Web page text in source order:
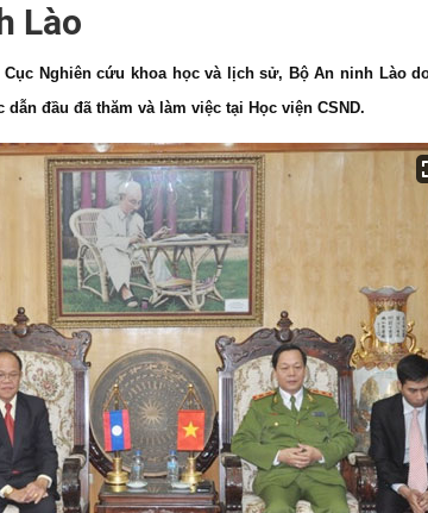
Lào
Cục Nghiên cứu khoa học và lịch sử, Bộ An ninh Lào
đầu đã thăm và làm việc tại Học viện CSND.